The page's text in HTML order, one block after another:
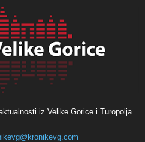
iz Velike Gorice i Turopolja